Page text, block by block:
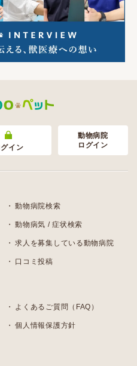
グイン
動物病院
ログイン
動物病院検索
動物病気 / 症状検索
求人を募集している動物病院
口コミ投稿
よくあるご質問（FAQ）
個人情報保護方針